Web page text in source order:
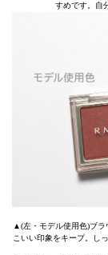
すめです。自
▲(左・モデル使用色)ブラ
こいい印象をキープ。し